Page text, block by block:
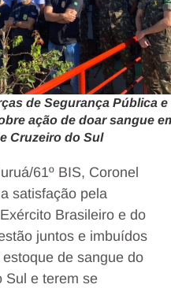
de Segurança Pública e
ação de doar sangue
Cruzeiro do Sul
61º BIS, Coronel
satisfação pela
Brasileiro e do
juntos e imbuídos
de sangue do
Sul e terem se